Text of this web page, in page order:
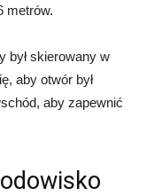
metrów.
był skierowany w
aby otwór był
aby zapewnić